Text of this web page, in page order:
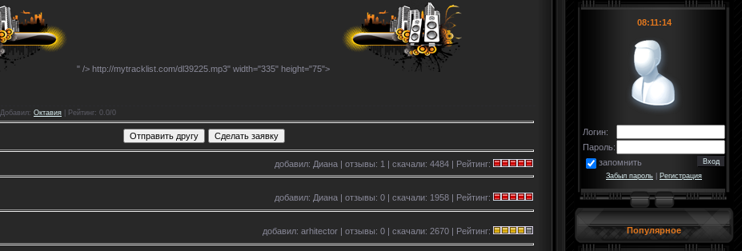
" /> http://mytracklist.com/dl39225.mp3" width="335" height="75">
Добавил: Октавия Рейтинг: 0.0/0
добавил: Диана | отзывы: 1 | скачали: 4484 | Рейтинг:
добавил: Диана | отзывы: 0 | скачали: 1958 | Рейтинг:
добавил: arhitector | отзывы: 0 | скачали: 2670 | Рейтинг:
08:11:14
Логин:
Пароль:
запомнить
Забыл пароль Регистрация
Популярное